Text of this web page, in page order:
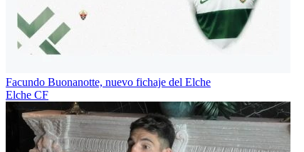
Facundo Buonanotte, nuevo fichaje del Elche
Elche CF